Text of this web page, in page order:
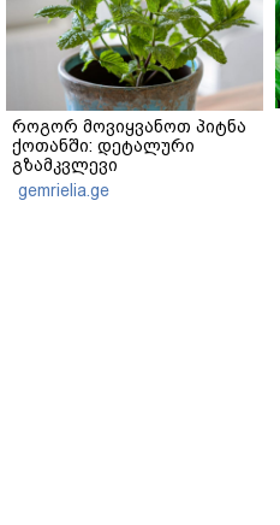
როგორ მოვიყვანოთ პიტნა
ქოთანში: დეტალური
გზამკვლევი
gemrielia.ge